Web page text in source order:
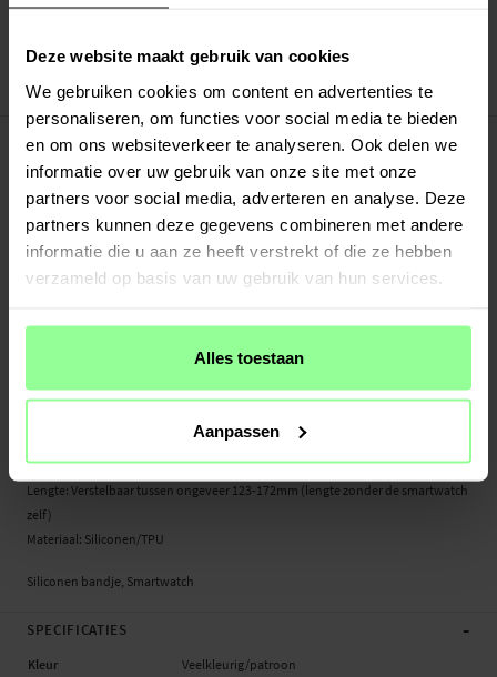
Deze website maakt gebruik van cookies
We gebruiken cookies om content en advertenties te
personaliseren, om functies voor social media te bieden
en om ons websiteverkeer te analyseren. Ook delen we
informatie over uw gebruik van onze site met onze
partners voor social media, adverteren en analyse. Deze
partners kunnen deze gegevens combineren met andere
informatie die u aan ze heeft verstrekt of die ze hebben
verzameld op basis van uw gebruik van hun services.
Alles toestaan
Aanpassen
30 dagen retourrecht
Art number:49862
PRODUCTBESCHRIJVING
Siliconen bandje voor Apple Watch 38mm, 40mm en 41mm.
Geschikt voor:
- Apple Watch Series 1 38mm
- Apple Watch Series 2 38mm
- Apple Watch Series 3 38mm
- Apple Watch Series 5 40mm
- Apple Watch Series 7 41mm
Productsoort: Siliconen bandje
Lengte: Verstelbaar tussen ongeveer 123-172mm (lengte zonder de smartwatch
zelf)
Materiaal: Siliconen/TPU
Siliconen bandje, Smartwatch
SPECIFICATIES -
Kleur Veelkleurig/patroon